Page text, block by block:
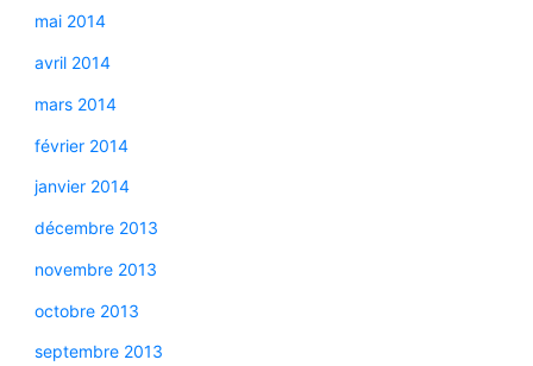
mai 2014
avril 2014
mars 2014
février 2014
janvier 2014
décembre 2013
novembre 2013
octobre 2013
septembre 2013